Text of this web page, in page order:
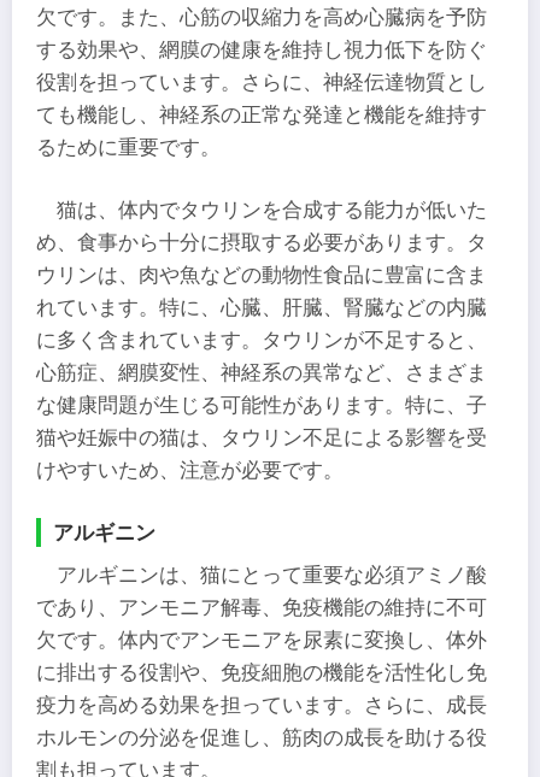
欠です。また、心筋の収縮力を高め心臓病を予防
する効果や、網膜の健康を維持し視力低下を防ぐ
役割を担っています。さらに、神経伝達物質とし
ても機能し、神経系の正常な発達と機能を維持す
るために重要です。
猫は、体内でタウリンを合成する能力が低いた
め、食事から十分に摂取する必要があります。タ
ウリンは、肉や魚などの動物性食品に豊富に含ま
れています。特に、心臓、肝臓、腎臓などの内臓
に多く含まれています。タウリンが不足すると、
心筋症、網膜変性、神経系の異常など、さまざま
な健康問題が生じる可能性があります。特に、子
猫や妊娠中の猫は、タウリン不足による影響を受
けやすいため、注意が必要です。
アルギニン
アルギニンは、猫にとって重要な必須アミノ酸
であり、アンモニア解毒、免疫機能の維持に不可
欠です。体内でアンモニアを尿素に変換し、体外
に排出する役割や、免疫細胞の機能を活性化し免
疫力を高める効果を担っています。さらに、成長
ホルモンの分泌を促進し、筋肉の成長を助ける役
割も担っています。